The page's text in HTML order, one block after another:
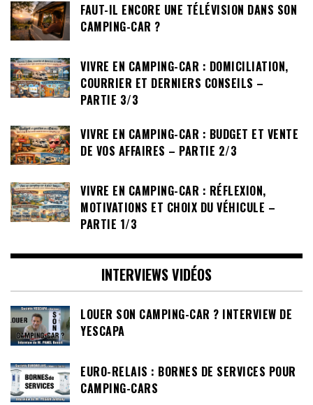
FAUT-IL ENCORE UNE TÉLÉVISION DANS SON
CAMPING-CAR ?
VIVRE EN CAMPING-CAR : DOMICILIATION,
COURRIER ET DERNIERS CONSEILS –
PARTIE 3/3
VIVRE EN CAMPING-CAR : BUDGET ET VENTE
DE VOS AFFAIRES – PARTIE 2/3
VIVRE EN CAMPING-CAR : RÉFLEXION,
MOTIVATIONS ET CHOIX DU VÉHICULE –
PARTIE 1/3
INTERVIEWS VIDÉOS
LOUER SON CAMPING-CAR ? INTERVIEW DE
YESCAPA
EURO-RELAIS : BORNES DE SERVICES POUR
CAMPING-CARS